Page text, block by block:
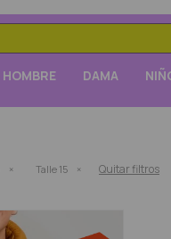
HOMBRE DAMA
Talle 15 Quitar filtros